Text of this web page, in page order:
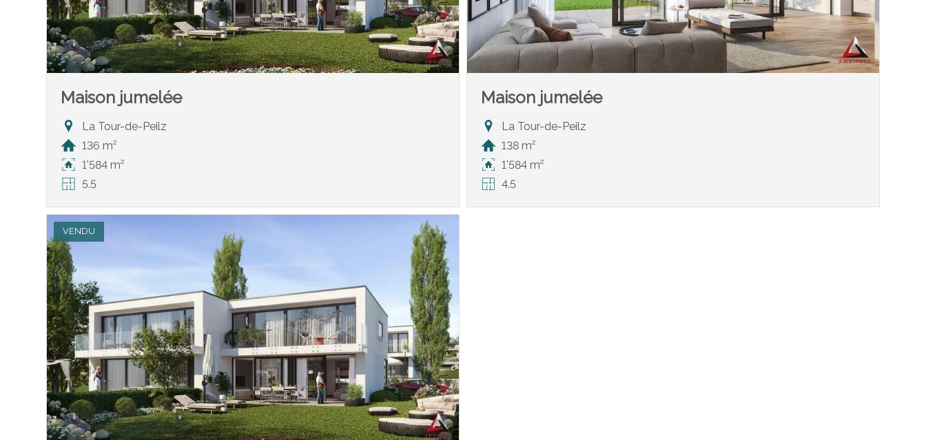
Maison jumelée
La Tour-de-Peilz
136 m²
1'584 m²
5.5
Maison jumelée
La Tour-de-Peilz
138 m²
1'584 m²
4.5
VENDU